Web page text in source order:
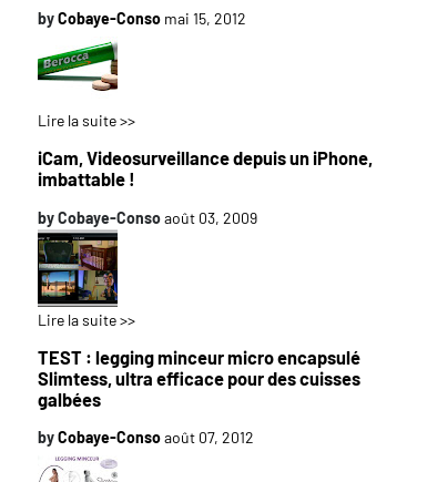
byCobaye-Conso mai 15, 2012
Lire la suite >>
iCam, Videosurveillance depuis un iPhone,
imbattable !
byCobaye-Consoaoût 03, 2009
Lire la suite >>
TEST : legging minceur micro encapsulé
Slimtess, ultra efficace pour des cuisses
galbées
byCobaye-Consoaoût 07, 2012